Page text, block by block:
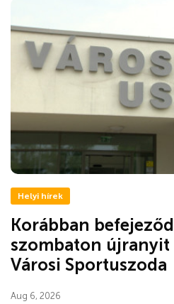
Helyi hírek
Korábban
szombaton újranyit
Városi Sportuszoda
Aug 6, 2026